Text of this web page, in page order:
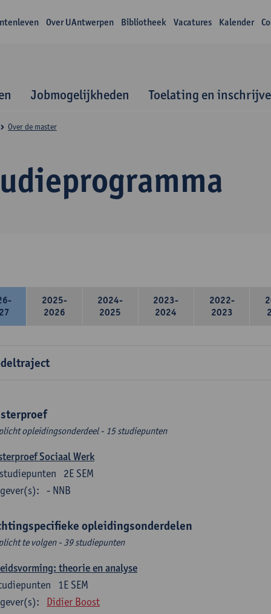
Over UAntwerpen Bibliotheek Vacatures Kalender
Jobmogelijkheden Toelating en
Over de master
2025-
2026
2024-
2025
2023-
2024
2022-
2023
opleidingsonderdeel - 15 studiepunten
Sociaal Werk
2E SEM
studiepunten
- NNB
opleidingsonderdelen
te volgen - 39 studiepunten
theorie en analyse
1E SEM
Didier Boost